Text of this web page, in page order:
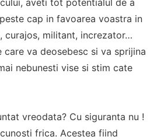
aveti tot potentialul de a
cap in favoarea voastra in
curajos, militant, increzator…
va deosebesc si va sprijina
nebunesti vise si stim cate
vreodata? Cu siguranta nu !
frica. Acestea fiind